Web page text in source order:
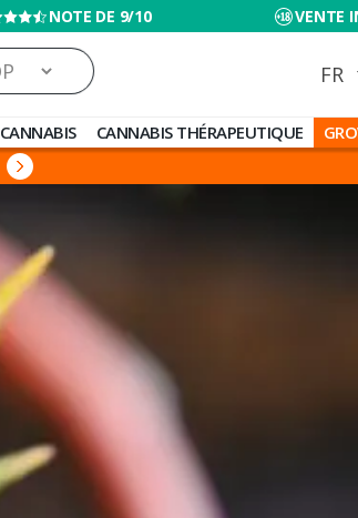
NOTE DE 9/10 VENTE
CANNABIS THÉRAPEUTIQUE